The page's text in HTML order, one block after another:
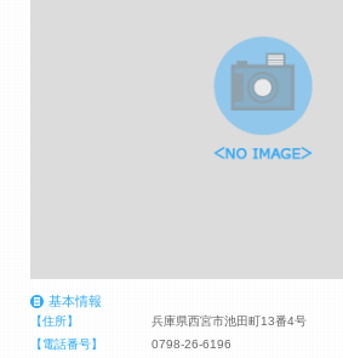
基本情報
【住所】
兵庫県西宮市池田町13番4号
【電話番号】
0798-26-6196